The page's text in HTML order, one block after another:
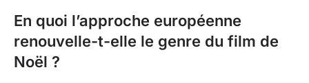
En quoi l’approche européenne
renouvelle-t-elle le genre du film de
Noël ?